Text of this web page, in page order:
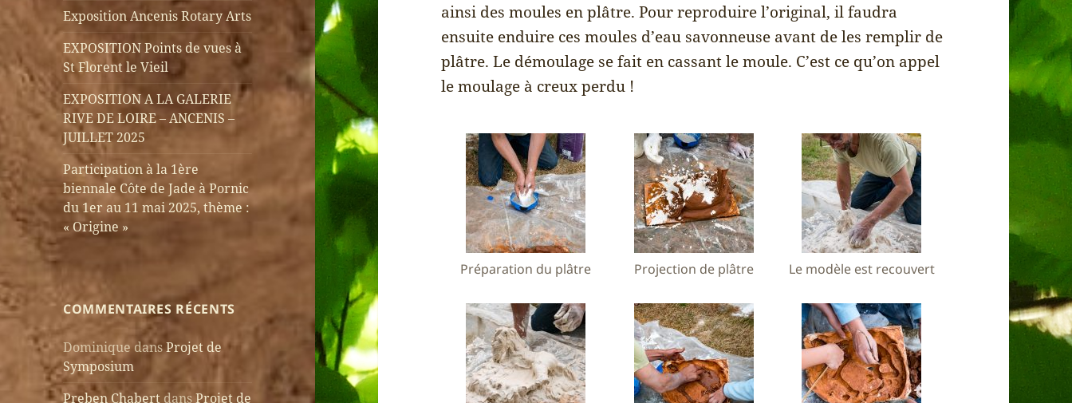
Exposition Ancenis Rotary Arts
EXPOSITION Points de vues à
St Florent le Vieil
EXPOSITION A LA GALERIE
RIVE DE LOIRE – ANCENIS –
JUILLET 2025
Participation à la 1ère
biennale Côte de Jade à Pornic
du 1er au 11 mai 2025, thème :
« Origine »
COMMENTAIRES RÉCENTS
DominiquedansProjet de
Symposium
Preben Chabert dansProjet de
ainsi des moules en plâtre. Pour reproduire l’original, il faudra
ensuite enduire ces moules d’eau savonneuse avant de les remplir de
plâtre. Le démoulage se fait en cassant le moule. C’est ce qu’on appel
le moulage à creux perdu !
Préparation du plâtre Projection de plâtre Le modèle est recouvert